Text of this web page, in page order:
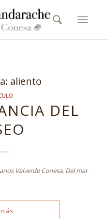
aliento
DEL
Valverde Conesa. Del mar